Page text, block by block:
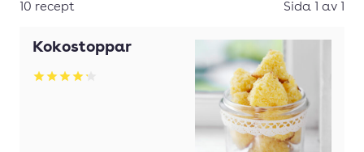
10 recept Sida 1 av 1
Kokostoppar
Betyg: 4.22 av 5